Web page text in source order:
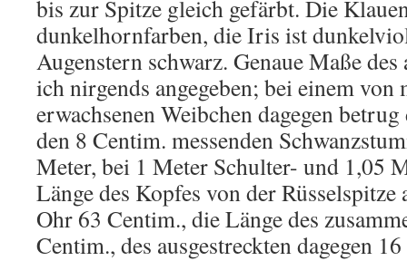
bis zur Spitze gleich gefärbt. Die
dunkelhornfarben, die Iris ist
Augenstern schwarz. Genaue Maße
ich nirgends angegeben; bei einem von
erwachsenen Weibchen dagegen
den 8 Centim. messenden
Meter, bei 1 Meter Schulter- und 1,05
Länge des Kopfes von der
Ohr 63 Centim., die Länge des
Centim., des ausgestreckten dagegen